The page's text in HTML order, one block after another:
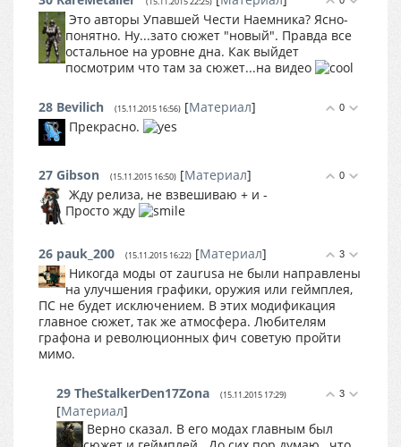
Это авторы Упавшей Чести Наемника? Ясно-
понятно. Ну...зато сюжет "новый". Правда все
остальное на уровне дна. Как выйдет
посмотрим что там за сюжет...на видео
0
28 Bevilich (15.11.2015 16:56) [Материал]
Прекрасно.
0
27 Gibson (15.11.2015 16:50) [Материал]
Жду релиза, не взвешиваю + и -
Просто жду
3
26 pauk_200 (15.11.2015 16:22) [Материал]
Никогда моды от zaurusa не были направлены
на улучшения графики, оружия или геймплея,
ПС не будет исключением. В этих модификация
главное сюжет, так же атмосфера. Любителям
графона и революционных фич советую пройти
мимо.
3
29 TheStalkerDen17Zona (15.11.2015 17:29)
[Материал]
Верно сказал. В его модах главным был